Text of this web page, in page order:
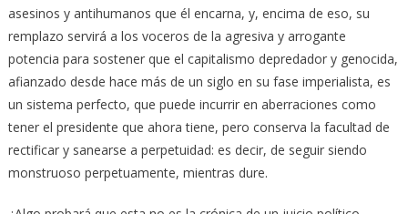
asesinos y antihumanos que él encarna, y, encima de eso, su
remplazo servirá a los voceros de la agresiva y arrogante
potencia para sostener que el capitalismo depredador y genocida,
afianzado desde hace más de un siglo en su fase imperialista, es
un sistema perfecto, que puede incurrir en aberraciones como
tener el presidente que ahora tiene, pero conserva la facultad de
rectificar y sanearse a perpetuidad: es decir, de seguir siendo
monstruoso perpetuamente, mientras dure.